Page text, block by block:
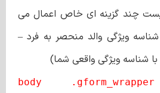
چند گزینه ای خاص اعمال می
ویژگی والد منحصر به فرد –
body